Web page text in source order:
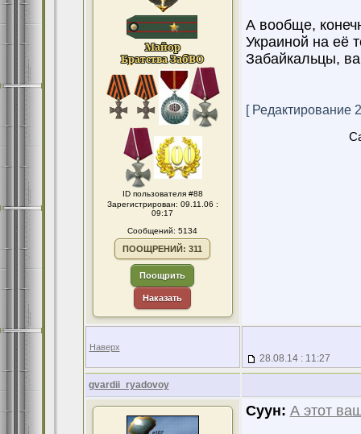
ID пользователя #88
Зарегистрирован: 09.11.06 :
09:17
Сообщений: 5134
ПООЩРЕНИЙ: 311
Поощрить
Наказать
А вообще,
Украиной на её
Забайкальцы,
[ Редактирование
Наверх
28.08.14 : 11:27
gvardii_ryadovoy
Суун: А этот